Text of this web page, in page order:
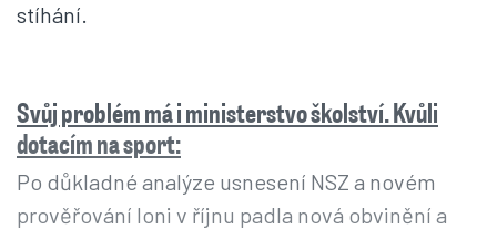
stíhání.
Svůj problém má i ministerstvo školství. Kvůli
dotacím na sport:
Po důkladné analýze usnesení NSZ a novém
prověřování loni v říjnu padla nová obvinění a